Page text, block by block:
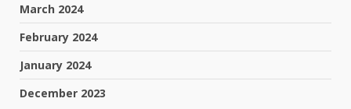
March 2024
February 2024
January 2024
December 2023